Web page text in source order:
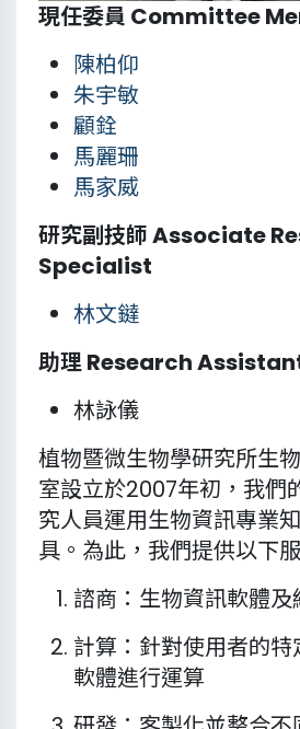
現任委員 Committee
陳柏仰
朱宇敏
顧銓
馬麗珊
馬家威
研究副技師 Associate
Specialist
林文鐽
助理 Research
林詠儀
植物暨微生物學研究所生
室設立於2007年初，我們
究人員運用生物資訊專業
具。為此，我們提供以下服
諮商：生物資訊軟體
計算：針對使用者的
軟體進行運算